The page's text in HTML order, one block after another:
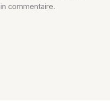
commentaire.